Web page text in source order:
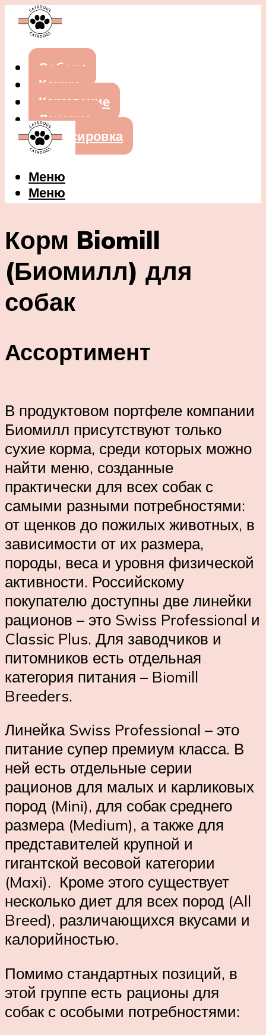
Собаки
Кошки
Кормление
Лечение
Дрессировка
Меню
Меню
Корм Biomill
(Биомилл) для
собак
Ассортимент
В продуктовом портфеле компании
Биомилл присутствуют только
сухие корма, среди которых можно
найти меню, созданные
практически для всех собак с
самыми разными потребностями:
от щенков до пожилых животных, в
зависимости от их размера,
породы, веса и уровня физической
активности. Российскому
покупателю доступны две линейки
рационов – это Swiss Professional и
Classic Plus. Для заводчиков и
питомников есть отдельная
категория питания – Biomill
Breeders.
Линейка Swiss Professional – это
питание супер премиум класса. В
ней есть отдельные серии
рационов для малых и карликовых
пород (Mini), для собак среднего
размера (Medium), а также для
представителей крупной и
гигантской весовой категории
(Maxi). Кроме этого существует
несколько диет для всех пород (All
Breed), различающихся вкусами и
калорийностью.
Помимо стандартных позиций, в
этой группе есть рационы для
собак с особыми потребностями: